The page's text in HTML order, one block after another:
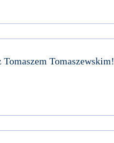
Tomaszewskim!